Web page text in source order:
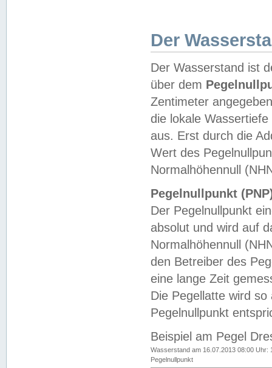
Der
Der Wasserstand ist
über dem
Zentimeter
die lokale
aus. Erst durch die
Wert des
Normalhöhennull
Pegelnullpunkt
Der Pegelnullpunkt
absolut und wird auf
Normalhöhennull
den Betreiber des
eine lange Zeit
Die Pegellatte wird
Pegelnullpunkt
Beispiel am Pegel
Wasserstand am 16.07.2013 08:00 Uhr:
Pegelnullpunkt